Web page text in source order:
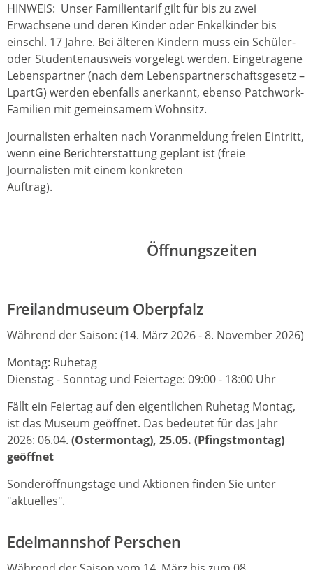
HINWEIS: Unser Familientarif gilt für bis zu zwei
Erwachsene und deren Kinder oder Enkelkinder bis
einschl. 17 Jahre. Bei älteren Kindern muss ein Schüler-
oder Studentenausweis vorgelegt werden. Eingetragene
Lebenspartner (nach dem Lebenspartnerschaftsgesetz –
LpartG) werden ebenfalls anerkannt, ebenso Patchwork-
Familien mit gemeinsamem Wohnsitz.
Journalisten erhalten nach Voranmeldung freien Eintritt,
wenn eine Berichterstattung geplant ist (freie
Journalisten mit einem konkreten
Auftrag).
Öffnungszeiten
Freilandmuseum Oberpfalz
Während der Saison: (14. März 2026 - 8. November 2026)
Montag: Ruhetag
Dienstag - Sonntag und Feiertage: 09:00 - 18:00 Uhr
Fällt ein Feiertag auf den eigentlichen Ruhetag Montag,
ist das Museum geöffnet. Das bedeutet für das Jahr
2026: 06.04. (Ostermontag), 25.05. (Pfingstmontag)
geöffnet
Sonderöffnungstage und Aktionen finden Sie unter
"aktuelles".
Edelmannshof Perschen